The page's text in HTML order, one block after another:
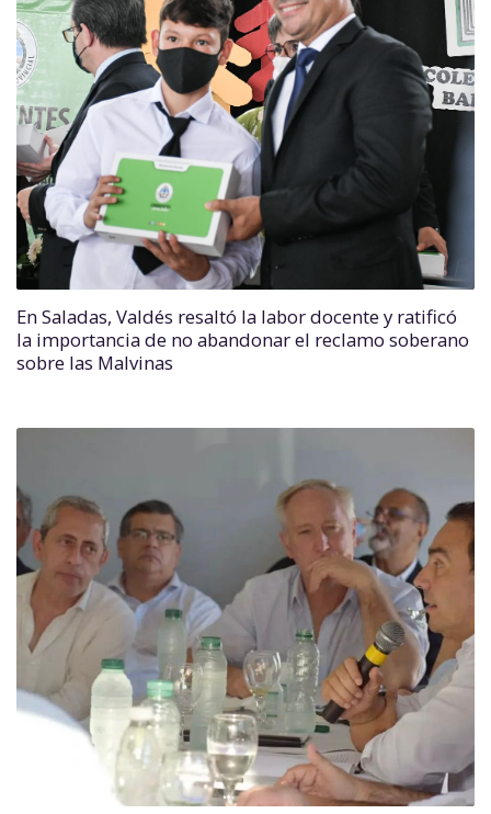
En Saladas, Valdés resaltó la labor docente y ratificó
la importancia de no abandonar el reclamo soberano
sobre las Malvinas